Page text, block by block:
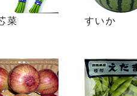
菜 すいか